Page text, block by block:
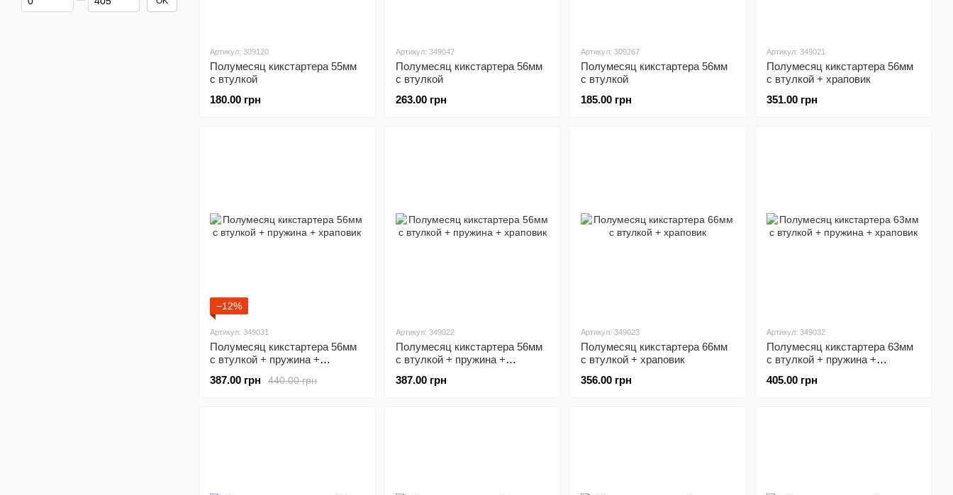
Артикул: 309120
Полумесяц кикстартера 55мм
с втулкой
180.00 грн
Артикул: 349047
Полумесяц кикстартера 56мм
с втулкой
263.00 грн
Артикул: 309267
Полумесяц кикстартера 56мм
с втулкой
185.00 грн
Артикул: 349021
Полумесяц кикстартера 56мм
с втулкой + храповик
351.00 грн
−12%
Артикул: 349031
Полумесяц кикстартера 56мм
с втулкой + пружина +
440.00 грн
387.00 грн
Артикул: 349022
Полумесяц кикстартера 56мм
с втулкой + пружина +
387.00 грн
Артикул: 349023
Полумесяц кикстартера 66мм
с втулкой + храповик
356.00 грн
Артикул: 349032
Полумесяц кикстартера 63мм
с втулкой + пружина +
405.00 грн